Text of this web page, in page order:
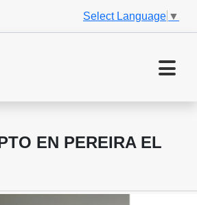
Select Language ▼
EN PEREIRA EL